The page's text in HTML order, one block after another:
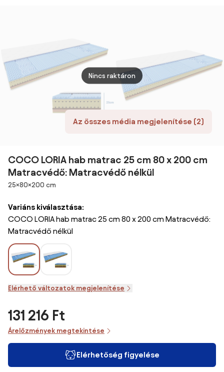
Az összes média megjelenítése (2)
Nincs raktáron
COCO LORIA hab matrac 25 cm 80 x 200 cm
Matracvédő: Matracvédő nélkül
Méretek
25×80×200 cm
Variáns kiválasztása:
COCO LORIA hab matrac 25 cm 80 x 200 cm Matracvédő:
Matracvédő nélkül
Elérhető változatok megjelenítése
131 216 Ft
Árelőzmények megtekintése
Elérhetőség figyelése